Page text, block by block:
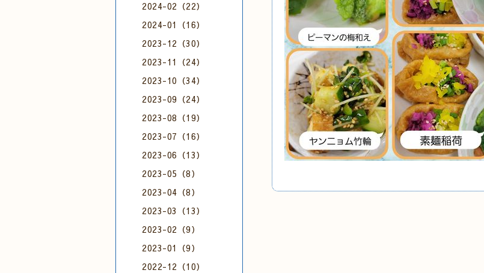
2024-02（22）
2024-01（16）
2023-12（30）
2023-11（24）
2023-10（34）
2023-09（24）
2023-08（19）
2023-07（16）
2023-06（13）
2023-05（8）
2023-04（8）
2023-03（13）
2023-02（9）
2023-01（9）
2022-12（10）